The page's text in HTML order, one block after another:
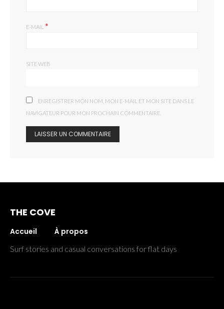
E-MAIL *
SITE WEB
ENREGISTRER MON NOM, MON E-MAIL ET MON SITE DANS LE
NAVIGATEUR POUR MON PROCHAIN COMMENTAIRE.
THE COVE
Accueil À propos
Surf stories and casual conversations for flat days